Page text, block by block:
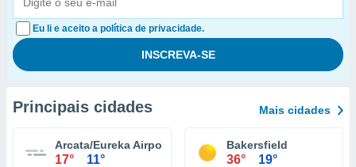
Eu li e aceito a política de privacidade.
Principais cidades Mais cidades
Arcata/Eureka Airport
17° 11°
Bakersfield
36° 19°